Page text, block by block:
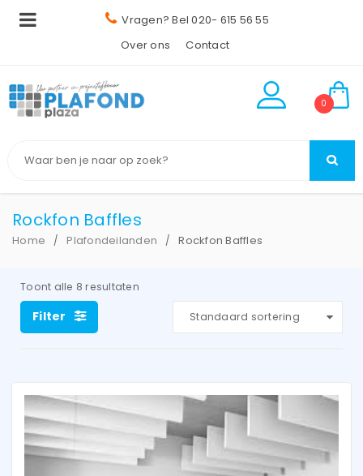
Vragen? Bel 020- 615 56 55
Over ons
Contact
0
Rockfon Baffles
Home / Plafondeilanden / Rockfon Baffles
Toont alle 8 resultaten
Filter Standaard sortering